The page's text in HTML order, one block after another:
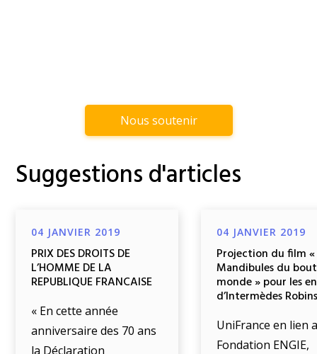
Nous soutenir
Suggestions d'articles
04 JANVIER 2019
PRIX DES DROITS DE
L’HOMME DE LA
REPUBLIQUE FRANCAISE
« En cette année
anniversaire des 70 ans
la Déclaration
04 JANVIER 2019
Projection du film «
Mandibules du
monde » pour les
d’Intermèdes
UniFrance en lien
Fondation ENGIE,